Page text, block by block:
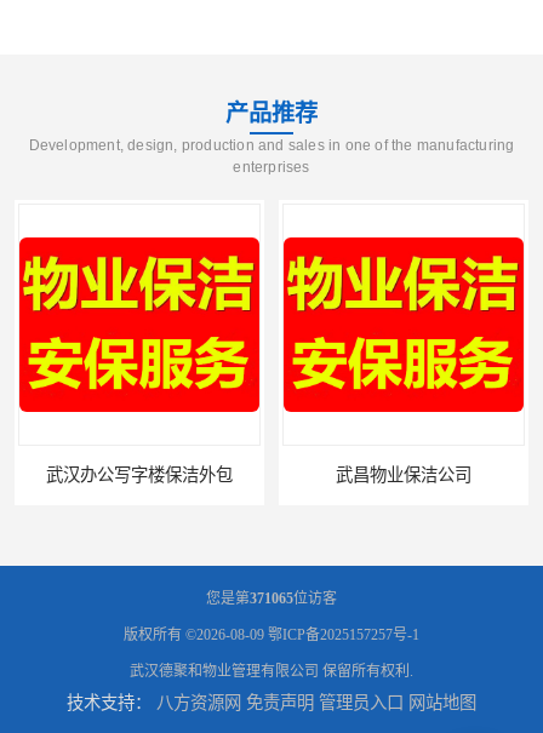
产品推荐
Development, design, production and sales in one of the manufacturing
enterprises
武汉办公写字楼保洁外包 武昌物业保洁公司
您是第371065位访客
版权所有 ©2026-08-09 鄂ICP备2025157257号-1
武汉德聚和物业管理有限公司 保留所有权利.
技术支持： 八方资源网 免责声明 管理员入口 网站地图